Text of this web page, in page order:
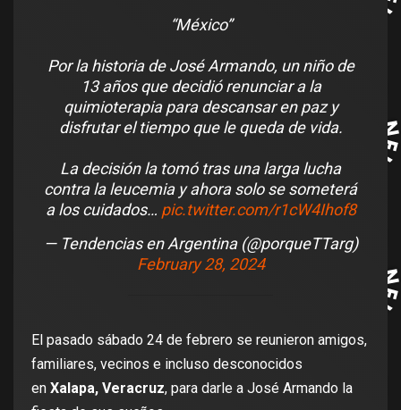
“México”
Por la historia de José Armando, un niño de
13 años que decidió renunciar a la
quimioterapia para descansar en paz y
disfrutar el tiempo que le queda de vida.
La decisión la tomó tras una larga lucha
contra la leucemia y ahora solo se someterá
a los cuidados… pic.twitter.com/r1cW4Ihof8
— Tendencias en Argentina (@porqueTTarg)
February 28, 2024
El pasado sábado 24 de febrero se reunieron amigos,
familiares, vecinos e incluso desconocidos
en Xalapa, Veracruz, para darle a José Armando la